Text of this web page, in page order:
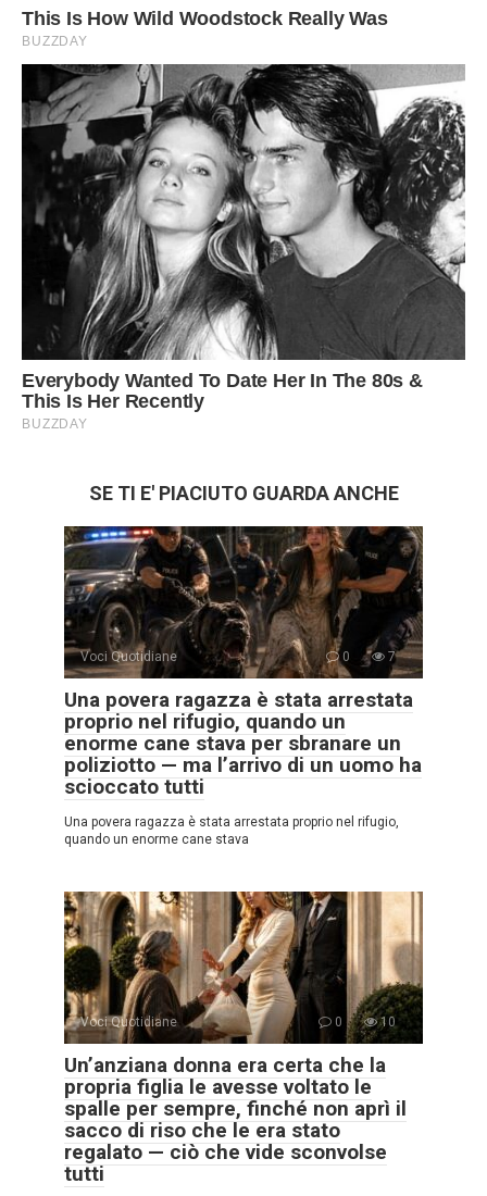
SE TI E' PIACIUTO GUARDA ANCHE
Voci Quotidiane 0 7
Una povera ragazza è stata arrestata
proprio nel rifugio, quando un
enorme cane stava per sbranare un
poliziotto — ma l’arrivo di un uomo ha
scioccato tutti
Una povera ragazza è stata arrestata proprio nel rifugio,
quando un enorme cane stava
Voci Quotidiane 0 10
Un’anziana donna era certa che la
propria figlia le avesse voltato le
spalle per sempre, finché non aprì il
sacco di riso che le era stato
regalato — ciò che vide sconvolse
tutti